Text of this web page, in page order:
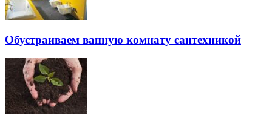
Обустраиваем ванную комнату сантехникой